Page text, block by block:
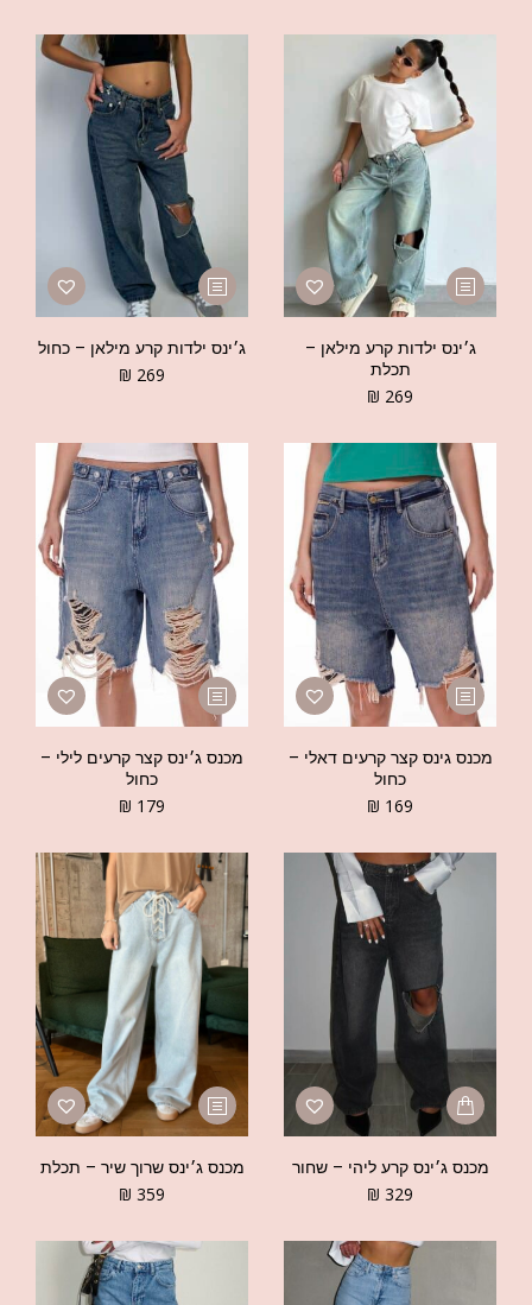
ג׳ינס ילדות קרע מילאן –
תכלת
₪ 269
ג׳ינס ילדות קרע מילאן – כחול
₪ 269
מכנס גינס קצר קרעים דאלי –
כחול
₪ 169
מכנס ג׳ינס קצר קרעים לילי –
כחול
₪ 179
מכנס ג׳ינס קרע ליהי – שחור
₪ 329
מכנס ג׳ינס שרוך שיר – תכלת
₪ 359